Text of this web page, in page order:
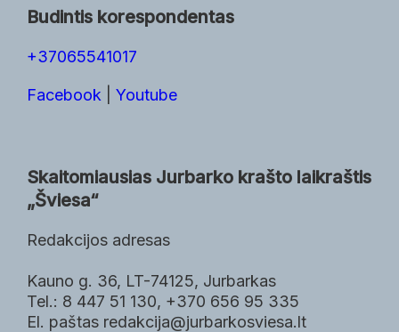
Budintis korespondentas
+37065541017
Facebook Youtube
Skaitomiausias Jurbarko krašto laikraštis
„Šviesa“
Redakcijos adresas
Kauno g. 36, LT-74125, Jurbarkas
Tel.: 8 447 51 130, +370 656 95 335
El. paštas redakcija@jurbarkosviesa.lt